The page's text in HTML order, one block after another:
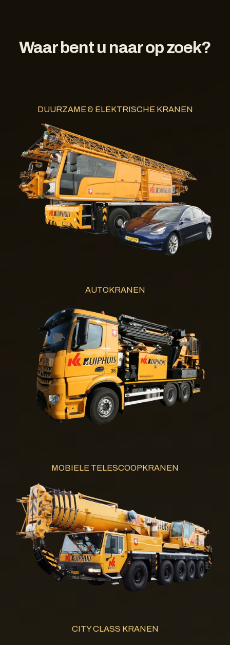
Waar bent u naar op zoek?
DUURZAME & ELEKTRISCHE KRANEN
AUTOKRANEN
MOBIELE TELESCOOPKRANEN
CITY CLASS KRANEN